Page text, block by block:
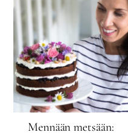
Mennään metsään: